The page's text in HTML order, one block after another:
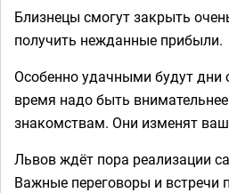
Близнецы смогут закрыть
получить нежданные прибыли.
Особенно удачными будут дни
время надо быть
знакомствам. Они изменят
Львов ждёт пора реализации
Важные переговоры и встречи